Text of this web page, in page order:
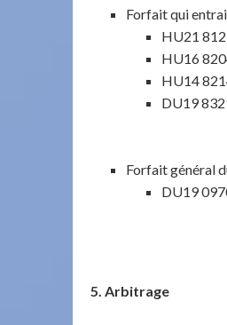
Forfait qui
HU21
HU16
HU14
DU19
Forfait général
DU19
5. Arbitrage